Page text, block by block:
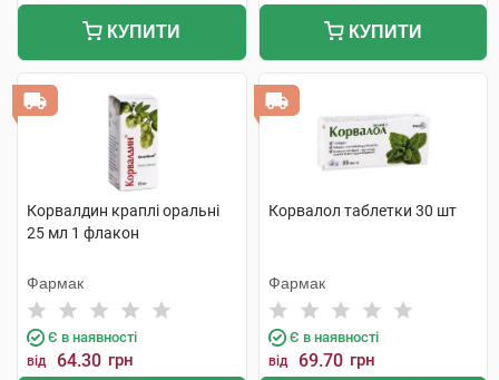
КУПИТИ КУПИТИ
Корвалдин краплі оральні
25 мл 1 флакон
Фармак
Є в наявності
від 64.30 грн
Корвалол таблетки 30 шт
Фармак
Є в наявності
від 69.70 грн